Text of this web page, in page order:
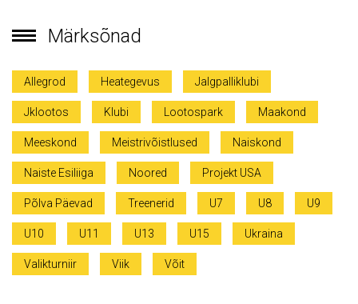
Märksõnad
Allegrod Heategevus Jalgpalliklubi
Jklootos Klubi Lootospark Maakond
Meeskond Meistrivõistlused Naiskond
Naiste Esiliiga Noored Projekt USA
Põlva Päevad Treenerid U7 U8 U9
U10 U11 U13 U15 Ukraina
Valikturniir Viik Võit